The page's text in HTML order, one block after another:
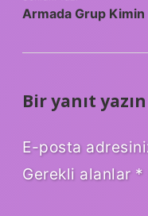
Armada Grup Kimin
Bir yanıt yazın
E-posta
Gerekli alanlar *